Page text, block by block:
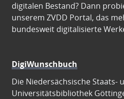
digitalen Bestand? Dann
unserem ZVDD Portal, das
bundesweit digitalisierte
DigiWunschbuch
Die Niedersächsische Staats-
Universitätsbibliothek